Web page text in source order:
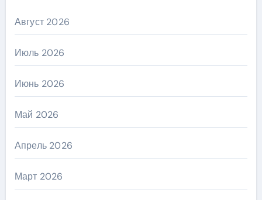
Август 2026
Июль 2026
Июнь 2026
Май 2026
Апрель 2026
Март 2026